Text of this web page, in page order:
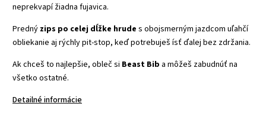
neprekvapí žiadna fujavica.
Predný zips po celej dĺžke hrude s obojsmerným jazdcom uľahčí
obliekanie aj rýchly pit-stop, keď potrebuješ ísť ďalej bez zdržania.
Ak chceš to najlepšie, obleč si Beast Bib a môžeš zabudnúť na
všetko ostatné.
Detailné informácie